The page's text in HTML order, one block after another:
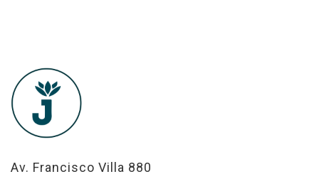
Av. Francisco Villa 880